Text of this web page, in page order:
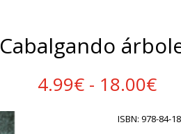
Cabalgando
4.99€ - 18.00€
de
ISBN: 978-84-